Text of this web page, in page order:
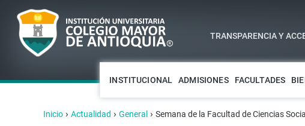
TRANSPARENCIA Y
INSTITUCIONAL ADMISIONES FACULTADES
Inicio › Actualidad › General › Semana de la Facultad de Ciencias